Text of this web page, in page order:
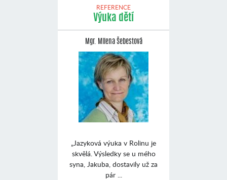
REFERENCE
Výuka dětí
Mgr. Milena Šebestová
„Jazyková výuka v Rolinu je
skvělá. Výsledky se u mého
syna, Jakuba, dostavily už za
pár ...